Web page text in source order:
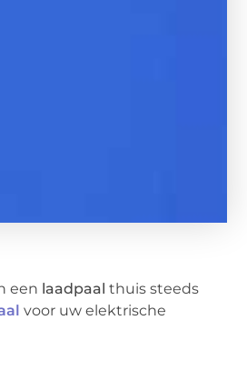
een laadpaal thuis steeds
voor uw elektrische